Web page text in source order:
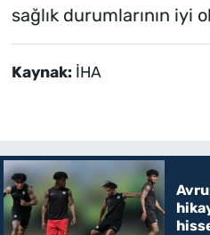
sağlık durumlarının iyi
Kaynak: İHA